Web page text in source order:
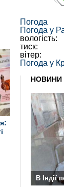
Погода
Погода у
вологість:
тиск:
вітер:
Погода у
НОВИНИ
В Індії